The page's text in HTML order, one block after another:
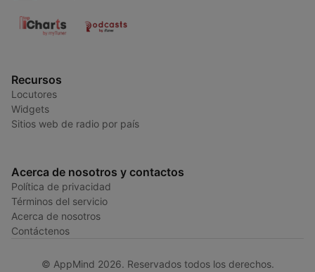
Recursos
Locutores
Widgets
Sitios web de radio por país
Acerca de nosotros y contactos
Política de privacidad
Términos del servicio
Acerca de nosotros
Contáctenos
© AppMind 2026. Reservados todos los derechos.